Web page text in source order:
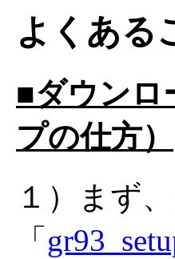
よくある
■ダウンロ
プの仕方）
１）まず
「